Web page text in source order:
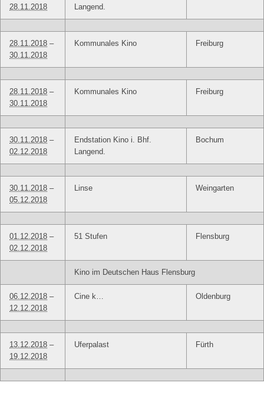
28.11.2018
Langend.
28.11.2018 –
30.11.2018
Kommunales Kino Freiburg
28.11.2018 –
30.11.2018
Kommunales Kino Freiburg
30.11.2018 –
02.12.2018
Endstation Kino i. Bhf.
Langend.
Bochum
30.11.2018 –
05.12.2018
Linse Weingarten
01.12.2018 –
02.12.2018
51 Stufen Flensburg
Kino im Deutschen Haus Flensburg
06.12.2018 –
12.12.2018
Cine k… Oldenburg
13.12.2018 –
19.12.2018
Uferpalast Fürth